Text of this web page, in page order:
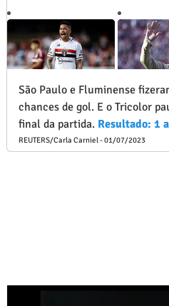
São Paulo e Fluminense
chances de gol. E o Tricolor
final da partida. Resultado: 1
REUTERS/Carla Carniel - 01/07/2023